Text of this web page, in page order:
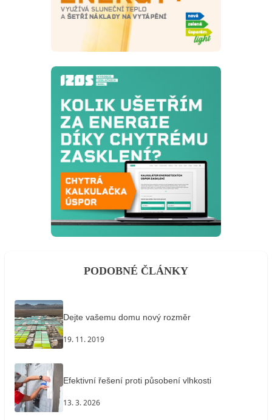
PODOBNÉ ČLÁNKY
Dejte vašemu domu nový rozměr
19. 11. 2019
Efektivní řešení proti působení vlhkosti
13. 3. 2026